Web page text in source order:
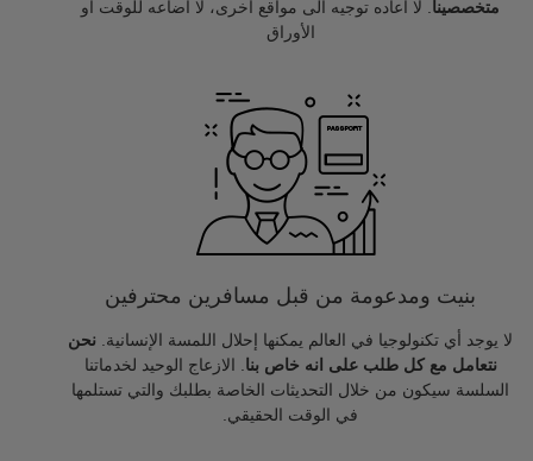
متخصصينا . لا اعاده توجيه الى مواقع أخرى، لا اضاعه للوقت او
الأوراق
بنيت ومدعومة من قبل مسافرين محترفين
لا يوجد أي تكنولوجيا في العالم يمكنها إحلال اللمسة الإنسانية. نحن
نتعامل مع كل طلب على انه خاص بنا . الازعاج الوحيد لخدماتنا
السلسة سيكون من خلال التحديثات الخاصة بطلبك والتي تستلمها
في الوقت الحقيقي.